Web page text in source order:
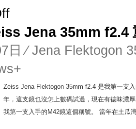
on
蔡
寶
Jena
35mm
生
Jena 35mm f2.4
日 ⁄Jena Flektogon
Zeiss Jena Flektogon 35mm f2.4 是我第一支
年，這支鏡也沒怎上數碼試過，現在有德味濃
我第一支入手的M42鏡這個稱號。 當年在土瓜